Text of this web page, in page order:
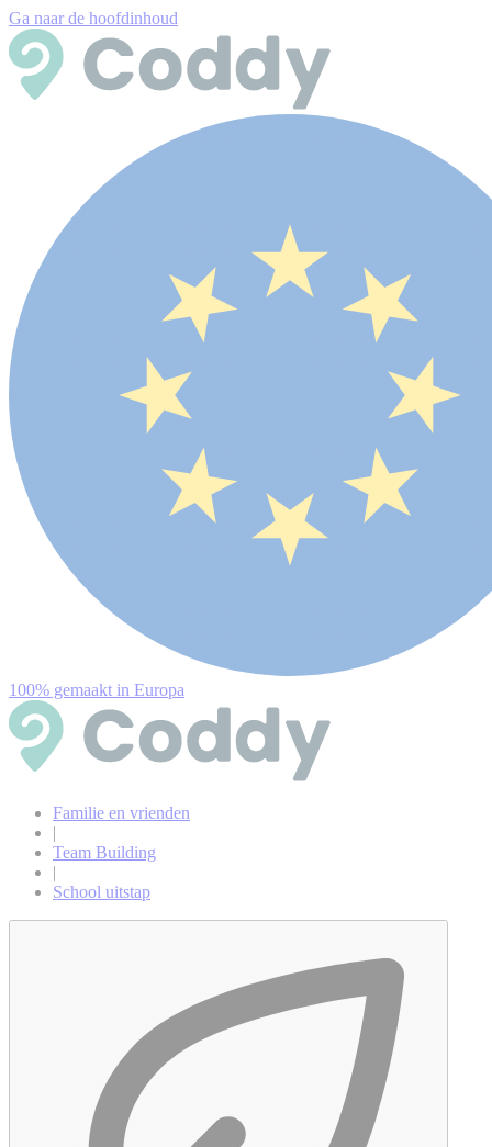
Ga naar de hoofdinhoud
100% gemaakt in Europa
Familie en vrienden
|
Team Building
|
School uitstap